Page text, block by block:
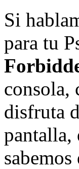
Si
para tu
consola,
disfruta
pantalla,